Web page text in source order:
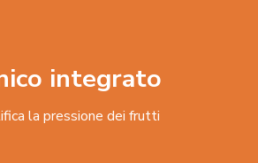
integrato
la pressione dei frutti